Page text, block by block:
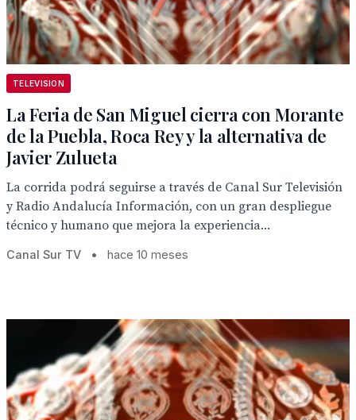
TELEVISION
La Feria de San Miguel cierra con Morante
de la Puebla, Roca Rey y la alternativa de
Javier Zulueta
La corrida podrá seguirse a través de Canal Sur Televisión
y Radio Andalucía Información, con un gran despliegue
técnico y humano que mejora la experiencia...
Canal Sur TV • hace 10 meses